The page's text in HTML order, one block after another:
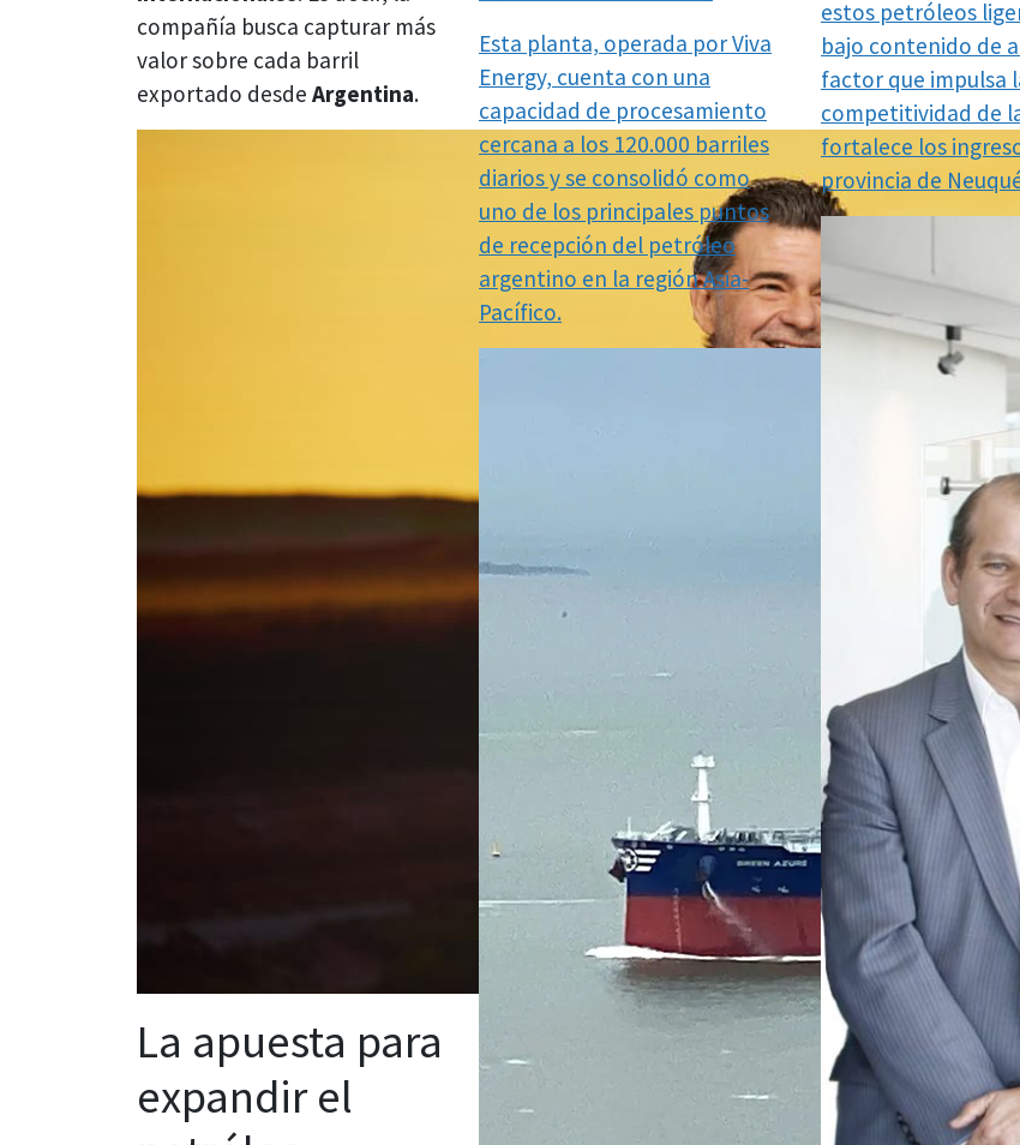
compañía busca capturar más
valor sobre cada barril
exportado desde Argentina.
La apuesta para
expandir el
Esta planta, operada por Viva
Energy, cuenta con una
capacidad de procesamiento
cercana a los 120.000 barriles
diarios y se consolidó como
uno de los principales puntos
de recepción del petróleo
argentino en la región Asia-
Pacífico.
estos petróleos
bajo contenido de
factor que impulsa
competitividad de
fortalece los
provincia de